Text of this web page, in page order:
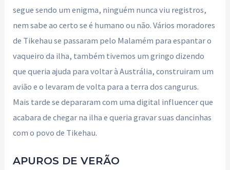
segue sendo um enigma, ninguém nunca viu registros,
nem sabe ao certo se é humano ou não. Vários moradores
de Tikehau se passaram pelo Malamém para espantar o
vaqueiro da ilha, também tivemos um gringo dizendo
que queria ajuda para voltar à Austrália, construiram um
avião e o levaram de volta para a terra dos cangurus.
Mais tarde se depararam com uma digital influencer que
acabara de chegar na ilha e queria gravar suas dancinhas
com o povo de Tikehau.
APUROS DE VERÃO